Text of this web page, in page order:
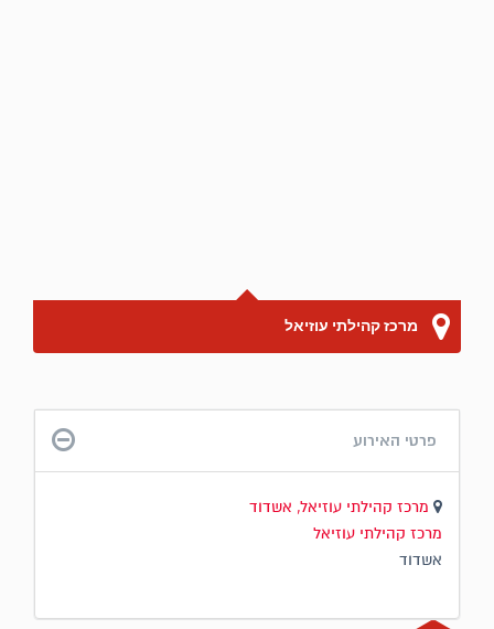
מרכז קהילתי עוזיאל
פרטי האירוע
מרכז קהילתי עוזיאל, אשדוד
מרכז קהילתי עוזיאל
אשדוד